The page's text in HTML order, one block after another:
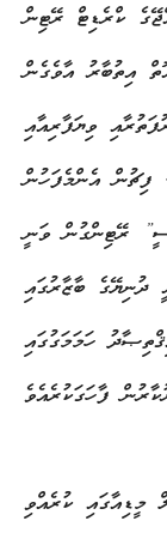
ކްރެޑިޓް ރޭޓިން
އިތުބާރު އާވެގެން
ވިޔަފާރިއާއި
ފިޗުން އެންމެފަހުން
ރޭޓިންގުން ވަނީ
ބާޒާރުގައި
ހަމަމަގުގައި
ކުރެއްވި